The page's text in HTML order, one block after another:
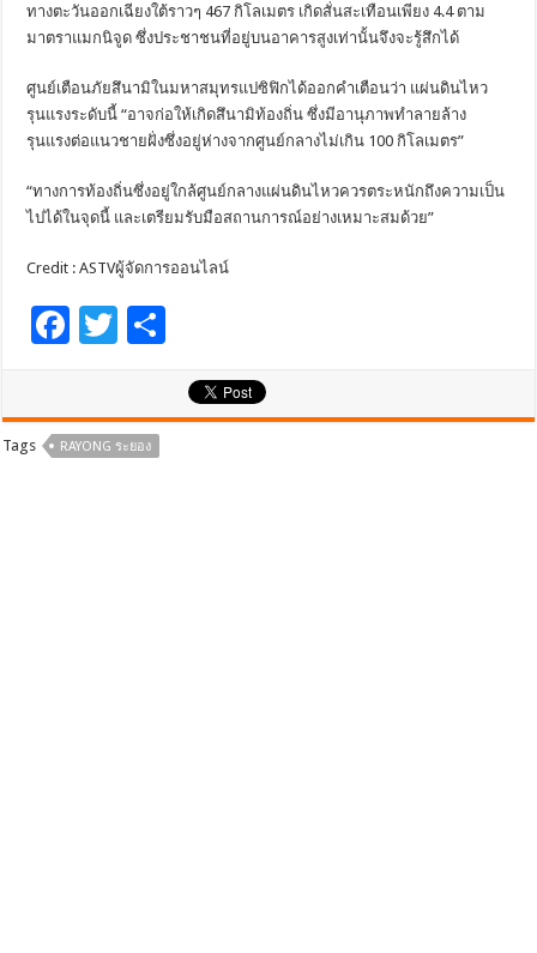
ทางตะวันออกเฉียงใต้ราวๆ 467 กิโลเมตร เกิดสั่นสะเทือนเพียง 4.4 ตาม
มาตราแมกนิจูด ซึ่งประชาชนที่อยู่บนอาคารสูงเท่านั้นจึงจะรู้สึกได้
ศูนย์เตือนภัยสึนามิในมหาสมุทรแปซิฟิกได้ออกคำเตือนว่า แผ่นดินไหว
รุนแรงระดับนี้ “อาจก่อให้เกิดสึนามิท้องถิ่น ซึ่งมีอานุภาพทำลายล้าง
รุนแรงต่อแนวชายฝั่งซึ่งอยู่ห่างจากศูนย์กลางไม่เกิน 100 กิโลเมตร”
“ทางการท้องถิ่นซึ่งอยู่ใกล้ศูนย์กลางแผ่นดินไหวควรตระหนักถึงความเป็น
ไปได้ในจุดนี้ และเตรียมรับมือสถานการณ์อย่างเหมาะสมด้วย”
Credit : ASTVผู้จัดการออนไลน์
F
b
T
er
ar
Tags RAYONG ระยอง